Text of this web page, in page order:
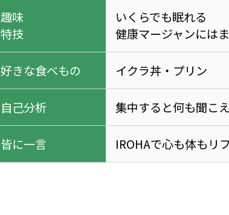
趣味
特技
いくらでも眠れる
健康マージャンには
好きな食べもの イクラ丼・プリン
自己分析 集中すると何も聞こ
皆に一言 IROHAで心も体もリ